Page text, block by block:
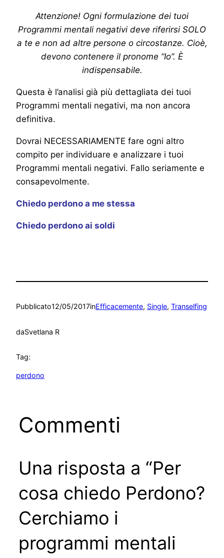
Attenzione! Ogni formulazione dei tuoi
Programmi mentali negativi deve riferirsi SOLO
a te e non ad altre persone o circostanze. Cioè,
devono contenere il pronome “Io”. È
indispensabile.
Questa è l’analisi già più dettagliata dei tuoi
Programmi mentali negativi, ma non ancora
definitiva.
Dovrai NECESSARIAMENTE fare ogni altro
compito per individuare e analizzare i tuoi
Programmi mentali negativi. Fallo seriamente e
consapevolmente.
Chiedo perdono a me stessa
Chiedo perdono ai soldi
Pubblicato12/05/2017inEfficacemente, Single, Transelfing
daSvetlana R
Tag:
perdono
Commenti
Una risposta a “Per
cosa chiedo Perdono?
Cerchiamo i
programmi mentali